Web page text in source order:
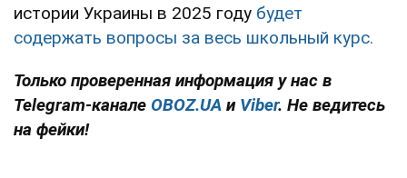
истории Украины в 2025 году будет
содержать вопросы за весь школьный курс.
Только проверенная информация у нас в
Telegram-канале OBOZ.UA и Viber. Не ведитесь
на фейки!